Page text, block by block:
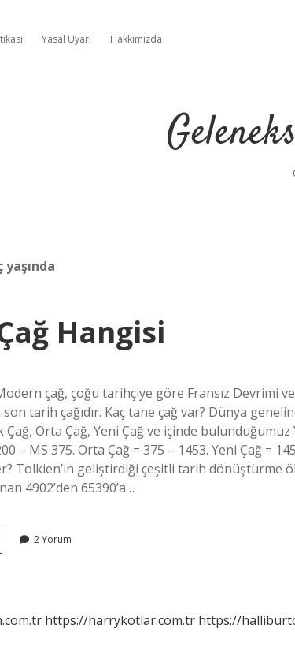
Yasal Uyarı Hakkımızda
yaşında
Hangisi
çağ, çoğu tarihçiye göre Fransız Devrimi
tarih çağıdır. Kaç tane çağ var? Dünya
Çağ, Orta Çağ, Yeni Çağ ve içinde
– MS 375. Orta Çağ = 375 – 1453. Yeni Çağ =
Tolkien’in geliştirdiği çeşitli tarih dönüştürme
4902’den 65390’a…
2 Yorum
https://harrykotlar.com.tr https://